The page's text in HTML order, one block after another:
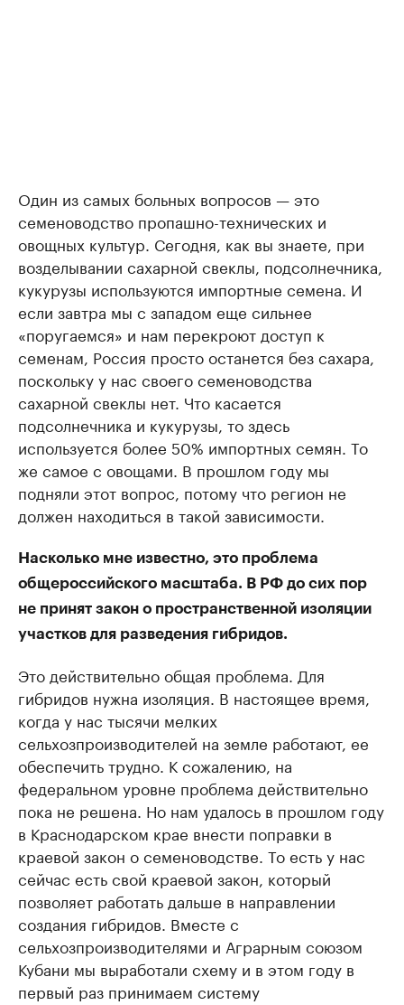
Один из самых больных вопросов — это
семеноводство пропашно-технических и
овощных культур. Сегодня, как вы знаете, при
возделывании сахарной свеклы, подсолнечника,
кукурузы используются импортные семена. И
если завтра мы с западом еще сильнее
«поругаемся» и нам перекроют доступ к
семенам, Россия просто останется без сахара,
поскольку у нас своего семеноводства
сахарной свеклы нет. Что касается
подсолнечника и кукурузы, то здесь
используется более 50% импортных семян. То
же самое с овощами. В прошлом году мы
подняли этот вопрос, потому что регион не
должен находиться в такой зависимости.
Насколько мне известно, это проблема
общероссийского масштаба. В РФ до сих пор
не принят закон о пространственной изоляции
участков для разведения гибридов.
Это действительно общая проблема. Для
гибридов нужна изоляция. В настоящее время,
когда у нас тысячи мелких
сельхозпроизводителей на земле работают, ее
обеспечить трудно. К сожалению, на
федеральном уровне проблема действительно
пока не решена. Но нам удалось в прошлом году
в Краснодарском крае внести поправки в
краевой закон о семеноводстве. То есть у нас
сейчас есть свой краевой закон, который
позволяет работать дальше в направлении
создания гибридов. Вместе с
сельхозпроизводителями и Аграрным союзом
Кубани мы выработали схему и в этом году в
первый раз принимаем систему